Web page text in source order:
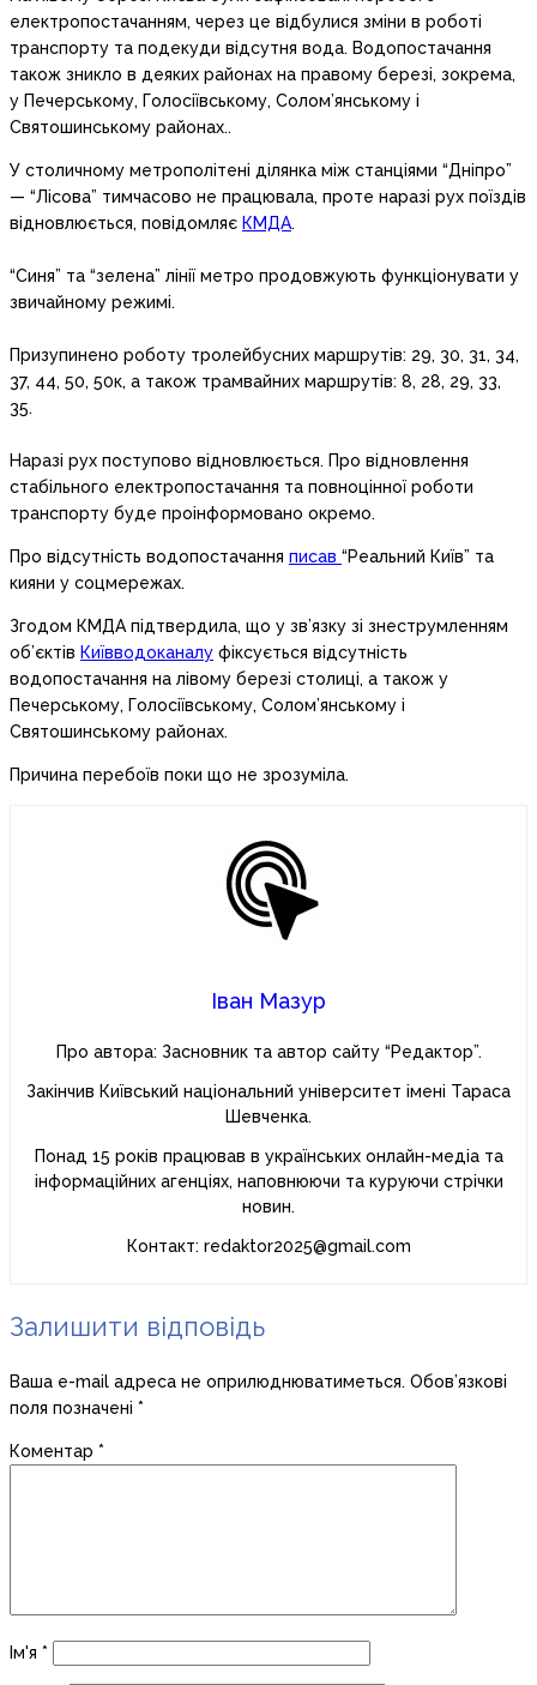
електропостачанням, через це відбулися зміни в роботі
транспорту та подекуди відсутня вода. Водопостачання
також зникло в деяких районах на правому березі, зокрема,
у Печерському, Голосіївському, Солом’янському і
Святошинському районах..
У столичному метрополітені ділянка між станціями “Дніпро”
— “Лісова” тимчасово не працювала, проте наразі рух поїздів
відновлюється, повідомляє КМДА.
“Синя” та “зелена” лінії метро продовжують функціонувати у
звичайному режимі.
Призупинено роботу тролейбусних маршрутів: 29, 30, 31, 34,
37, 44, 50, 50к, а також трамвайних маршрутів: 8, 28, 29, 33,
35.
Наразі рух поступово відновлюється. Про відновлення
стабільного електропостачання та повноцінної роботи
транспорту буде проінформовано окремо.
Про відсутність водопостачання писав “Реальний Київ” та
кияни у соцмережах.
Згодом КМДА підтвердила, що у зв’язку зі знеструмленням
об’єктів Київводоканалу фіксується відсутність
водопостачання на лівому березі столиці, а також у
Печерському, Голосіївському, Солом’янському і
Святошинському районах.
Причина перебоїв поки що не зрозуміла.
Іван Мазур
Про автора: Засновник та автор сайту “Редактор”.
Закінчив Київський національний університет імені Тараса
Шевченка.
Понад 15 років працював в українських онлайн-медіа та
інформаційних агенціях, наповнюючи та куруючи стрічки
новин.
Контакт: redaktor2025@gmail.com
Залишити відповідь
Ваша e-mail адреса не оприлюднюватиметься. Обов’язкові
поля позначені *
Коментар *
Ім'я *